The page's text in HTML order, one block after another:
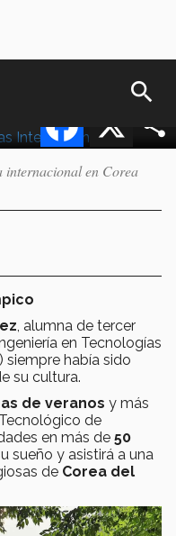
search
de
Facebook
internacional en Corea
, alumna de tercer
­­en Tecnologías
había sido
su cultura.
de veranos y más
de
en más de 50
sueño y asistirá a una
de Corea del